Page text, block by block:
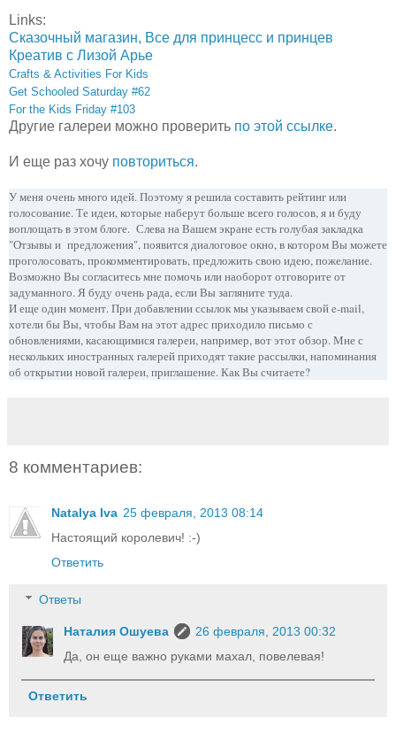
Links:
Сказочный магазин, Все для принцесс и принцев
Креатив с Лизой Арье
Crafts & Activities For Kids
Get Schooled Saturday #62
For the Kids Friday #103
Другие галереи можно проверить по этой ссылке.
И еще раз хочу повториться.
У меня очень много идей. Поэтому я решила составить рейтинг или
голосование. Те идеи, которые наберут больше всего голосов, я и буду
воплощать в этом блоге. Слева на Вашем экране есть голубая закладка
"Отзывы и предложения", появится диалоговое окно, в котором Вы можете
проголосовать, прокомментировать, предложить свою идею, пожелание.
Возможно Вы согласитесь мне помочь или наоборот отговорите от
задуманного. Я буду очень рада, если Вы загляните туда.
И еще один момент. При добавлении ссылок мы указываем свой e-mail,
хотели бы Вы, чтобы Вам на этот адрес приходило письмо с
обновлениями, касающимися галереи, например, вот этот обзор. Мне с
нескольких иностранных галерей приходят такие рассылки, напоминания
об открытии новой галереи, приглашение. Как Вы считаете?
8 комментариев:
Natalya Iva 25 февраля, 2013 08:14
Настоящий королевич! :-)
Ответить
Ответы
Наталия Ошуева
26 февраля, 2013 00:32
Да, он еще важно руками махал, повелевая!
Ответить